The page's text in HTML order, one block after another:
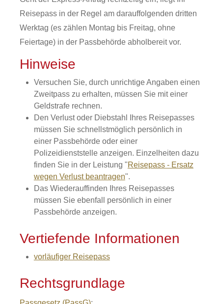
Reisepass in der Regel am darauffolgenden dritten
Werktag (es zählen Montag bis Freitag, ohne
Feiertage) in der Passbehörde abholbereit vor.
Hinweise
Versuchen Sie, durch unrichtige Angaben einen
Zweitpass zu erhalten, müssen Sie mit einer
Geldstrafe rechnen.
Den Verlust oder Diebstahl Ihres Reisepasses
müssen Sie schnellstmöglich persönlich in
einer Passbehörde oder einer
Polizeidienststelle anzeigen. Einzelheiten dazu
finden Sie in der Leistung "Reisepass - Ersatz
wegen Verlust beantragen".
Das Wiederauffinden Ihres Reisepasses
müssen Sie ebenfall persönlich in einer
Passbehörde anzeigen.
Vertiefende Informationen
vorläufiger Reisepass
Rechtsgrundlage